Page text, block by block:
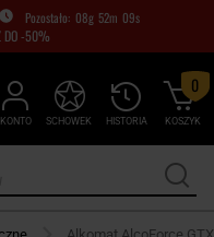
08g 52m 09s
DO -50%
KONTO HISTORIA
SCHOWEK KOSZYK
0